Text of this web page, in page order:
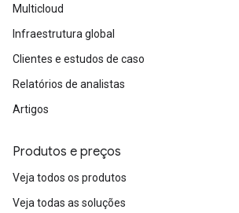
Multicloud
Infraestrutura global
Clientes e estudos de caso
Relatórios de analistas
Artigos
Produtos e preços
Veja todos os produtos
Veja todas as soluções